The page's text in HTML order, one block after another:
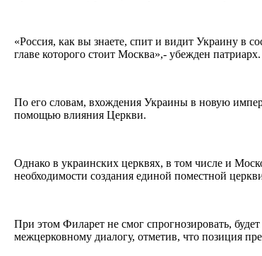
«Россия, как вы знаете, спит и видит Украину в
главе которого стоит Москва»,- убежден патриарх.
По его словам, вхождения Украины в новую
помощью влияния Церкви.
Однако в украинских церквях, в том числе и
необходимости создания единой поместной
При этом Филарет не смог спрогнозировать,
межцерковному диалогу, отметив, что позиция